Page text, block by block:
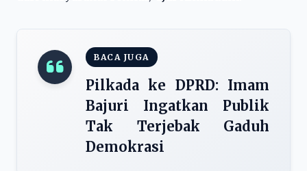
BACA JUGA
Pilkada ke DPRD: Imam
Bajuri Ingatkan Publik
Tak Terjebak Gaduh
Demokrasi